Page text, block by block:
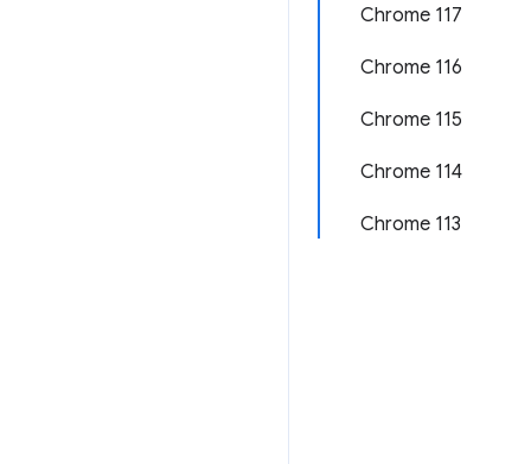
Chrome 117
Chrome 116
Chrome 115
Chrome 114
Chrome 113